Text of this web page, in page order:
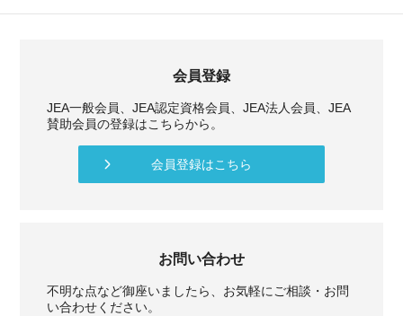
会員登録
JEA一般会員、JEA認定資格会員、JEA法人会員、JEA
賛助会員の登録はこちらから。
会員登録はこちら
お問い合わせ
不明な点など御座いましたら、お気軽にご相談・お問
い合わせください。